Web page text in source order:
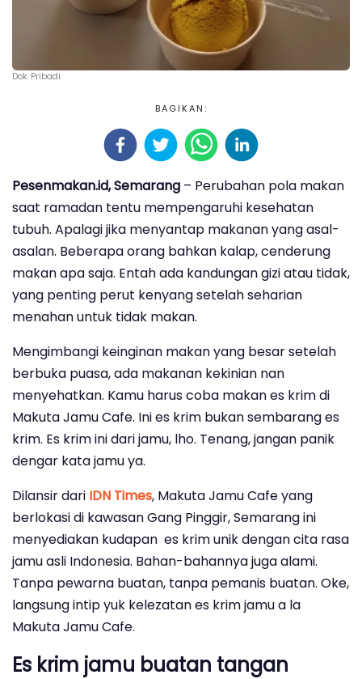
Dok. Pribadi
BAGIKAN:
Pesenmakan.id, Semarang – Perubahan pola makan
saat ramadan tentu mempengaruhi kesehatan
tubuh. Apalagi jika menyantap makanan yang asal-
asalan. Beberapa orang bahkan kalap, cenderung
makan apa saja. Entah ada kandungan gizi atau tidak,
yang penting perut kenyang setelah seharian
menahan untuk tidak makan.
Mengimbangi keinginan makan yang besar setelah
berbuka puasa, ada makanan kekinian nan
menyehatkan. Kamu harus coba makan es krim di
Makuta Jamu Cafe. Ini es krim bukan sembarang es
krim. Es krim ini dari jamu, lho. Tenang, jangan panik
dengar kata jamu ya.
Dilansir dari IDN Times, Makuta Jamu Cafe yang
berlokasi di kawasan Gang Pinggir, Semarang ini
menyediakan kudapan es krim unik dengan cita rasa
jamu asli Indonesia. Bahan-bahannya juga alami.
Tanpa pewarna buatan, tanpa pemanis buatan. Oke,
langsung intip yuk kelezatan es krim jamu a la
Makuta Jamu Cafe.
Es krim jamu buatan tangan